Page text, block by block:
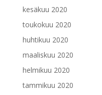
kesäkuu 2020
toukokuu 2020
huhtikuu 2020
maaliskuu 2020
helmikuu 2020
tammikuu 2020